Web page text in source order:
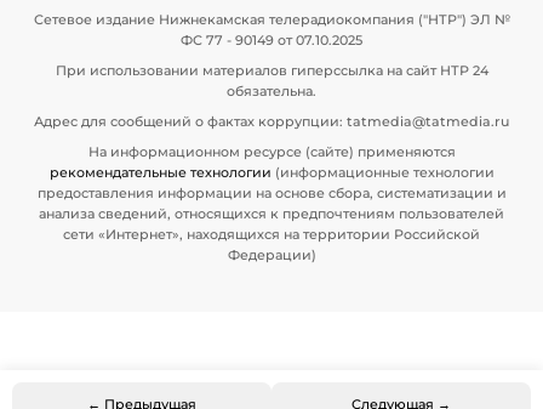
← Предыдущая Следующая →
Сетевое издание Нижнекамская телерадиокомпания ("НТР") ЭЛ №
ФС 77 - 90149 от 07.10.2025
При использовании материалов гиперссылка на сайт НТР 24
обязательна.
Адрес для сообщений о фактах коррупции: tatmedia@tatmedia.ru
На информационном ресурсе (сайте) применяются
рекомендательные технологии (информационные технологии
предоставления информации на основе сбора, систематизации и
анализа сведений, относящихся к предпочтениям пользователей
сети «Интернет», находящихся на территории Российской
Федерации)